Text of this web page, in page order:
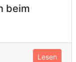
beim
Lesen